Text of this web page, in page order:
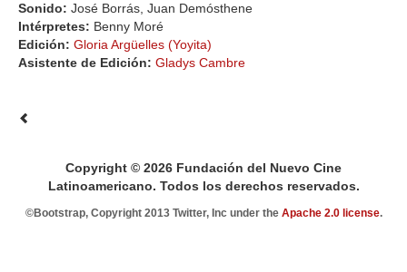
Sonido: José Borrás, Juan Demósthene
Intérpretes: Benny Moré
Edición: Gloria Argüelles (Yoyita)
Asistente de Edición: Gladys Cambre
Copyright © 2026 Fundación del Nuevo Cine
Latinoamericano. Todos los derechos reservados.
©Bootstrap, Copyright 2013 Twitter, Inc under the Apache 2.0 license.